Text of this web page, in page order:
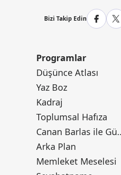
Bizi Takip Edin
Programlar
Düşünce Atlası
Yaz Boz
Kadraj
Toplumsal Hafıza
Canan
Arka Plan
Memleket Meselesi